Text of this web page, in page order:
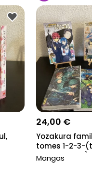
24,00 €
Yozakura
tomes 1-2-3-
4 manquant)-5
Mangas